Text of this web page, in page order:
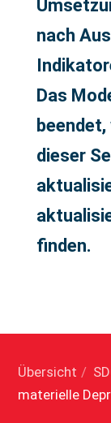
nach
Das
dieser
finden.
Übersicht /
materielle